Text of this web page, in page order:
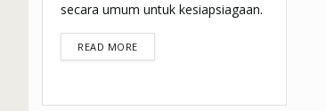
secara umum untuk kesiapsiagaan.
READ MOREDETAILS